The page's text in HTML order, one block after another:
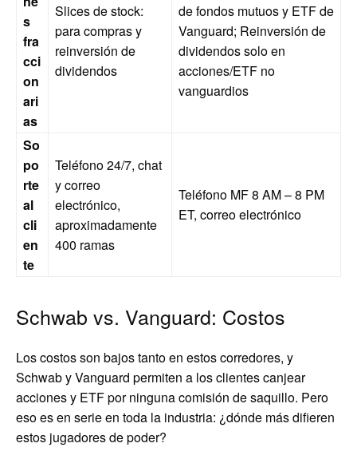
s
fra
cci
on
ari
as
Slices de stock:
para compras y
reinversión de
dividendos
de fondos mutuos y ETF de
Vanguard; Reinversión de
dividendos solo en
acciones/ETF no
vanguardios
So
po
rte
al
cli
en
te
Teléfono 24/7, chat
y correo
electrónico,
aproximadamente
400 ramas
Teléfono MF 8 AM – 8 PM
ET, correo electrónico
Schwab vs. Vanguard: Costos
Los costos son bajos tanto en estos corredores, y
Schwab y Vanguard permiten a los clientes canjear
acciones y ETF por ninguna comisión de saquillo. Pero
eso es en serie en toda la industria: ¿dónde más difieren
estos jugadores de poder?